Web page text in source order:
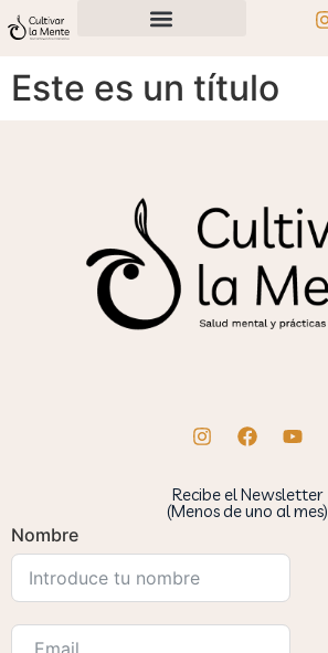
Este es un título
Recibe el Newsletter
(Menos de uno al mes)
Nombre